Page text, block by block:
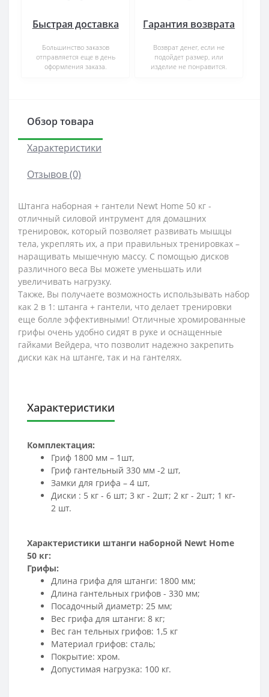
Быстрая доставка
Большинство заказов
отправляется еще в день
оформления заказа.
Гарантия возврата
Возврат денег, если не
подойдет размер, или
изделие не понравится.
Обзор товара
Характеристики
Отзывов (0)
Штанга наборная + гантели Newt Home 50 кг -
отличный силовой интрумент для домашних
тренировок, который позволяет развивать мышцы
тела, укреплять их, а при правильных тренировках –
наращивать мышечную массу. C помощью дисков
различного веса Вы можете уменьшать или
увеличивать нагрузку.
Также, Вы получаете возможность использывать набор
как 2 в 1: штанга + гантели, что делает тренировки
еще болле эффективными! Отличные хромированные
грифы очень удобно сидят в руке и оснащенные
гайками Вейдера, что позволит надежно закрепить
диски как на штанге, так и на гантелях.
Характеристики
Комплектация:
Гриф 1800 мм – 1шт,
Гриф гантельный 330 мм -2 шт,
Замки для грифа – 4 шт,
Диски : 5 кг - 6 шт; 3 кг - 2шт; 2 кг - 2шт; 1 кг-
2 шт.
Характеристики штанги наборной Newt Home
50 кг:
Грифы:
Длина грифа для штанги: 1800 мм;
Длина гантельных грифов - 330 мм;
Посадочный диаметр: 25 мм;
Вес грифа для штанги: 8 кг;
Вес ган тельных грифов: 1,5 кг
Материал грифов: сталь;
Покрытие: хром.
Допустимая нагрузка: 100 кг.